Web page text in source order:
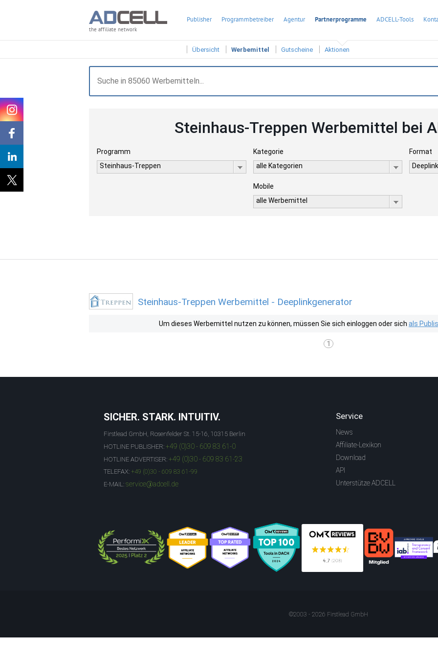
the affiliate network
Publisher Programmbetreiber Agentur Partnerprogramme ADCELL-Tools
Übersicht Werbemittel Gutscheine Aktionen
Steinhaus-Treppen Werbemittel bei
Programm
Steinhaus-Treppen
Kategorie
alle Kategorien
Format
Mobile
alle Werbemittel
Steinhaus-Treppen Werbemittel - Deeplinkgenerator
Um dieses Werbemittel nutzen zu können, müssen Sie sich einloggen oder sich als
1
SICHER. STARK. INTUITIV.
Firstlead GmbH, Rosenfelder St. 15-16, 10315 Berlin
HOTLINE PUBLISHER: +49 (0)30 - 609 83 61-0
HOTLINE ADVERTISER: +49 (0)30 - 609 83 61-23
TELEFAX: +49 (0)30 - 609 83 61-99
E-MAIL: service@adcell.de
Service
News
Affiliate-Lexikon
Download
API
Unterstütze ADCELL
©2003 - 2026 Firstlead GmbH